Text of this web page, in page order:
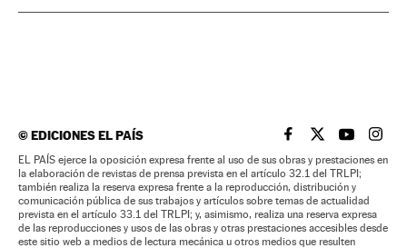
©EDICIONES EL PAÍS EL PAÍS BRASIL EN
EL PAÍSEL PAÍS
EL
EL PAÍS ejerce la oposición expresa frente al uso de sus obras y prestaciones en
la elaboración de revistas de prensa prevista en el artículo 32.1 del TRLPI;
también realiza la reserva expresa frente a la reproducción, distribución y
comunicación pública de sus trabajos y artículos sobre temas de actualidad
prevista en el artículo 33.1 del TRLPI; y, asimismo, realiza una reserva expresa
de las reproducciones y usos de las obras y otras prestaciones accesibles desde
este sitio web a medios de lectura mecánica u otros medios que resulten